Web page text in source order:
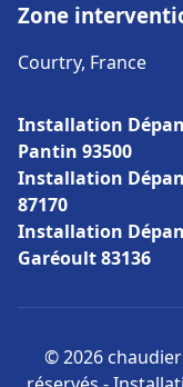
Zone
Courtry, France
Installation
Pantin 93500
Installation
87170
Installation
Garéoult 83136
© 2026